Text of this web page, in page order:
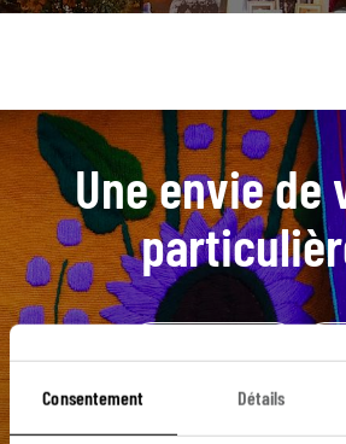
Consentement Détails
Une envie de
Xochimilco Agua Azul